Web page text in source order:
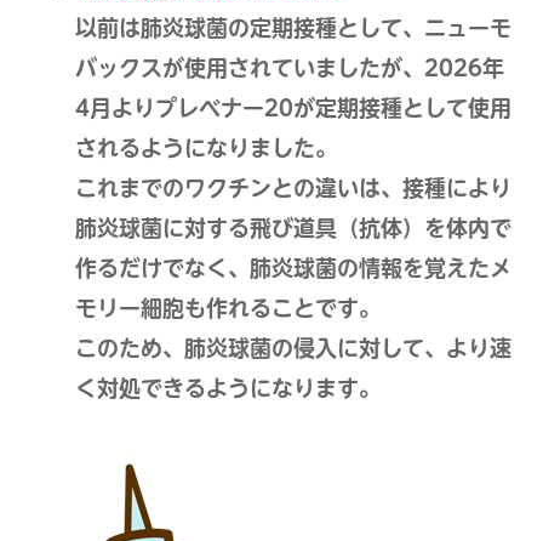
以前は肺炎球菌の定期接種として、ニューモ
バックスが使用されていましたが、2026年
4月よりプレベナー20が定期接種として使用
されるようになりました。
これまでのワクチンとの違いは、接種により
肺炎球菌に対する飛び道具（抗体）を体内で
作るだけでなく、肺炎球菌の情報を覚えたメ
モリー細胞も作れることです。
このため、肺炎球菌の侵入に対して、より速
く対処できるようになります。